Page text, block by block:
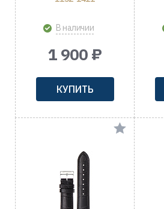
В наличии
1 900 ₽
КУПИТЬ